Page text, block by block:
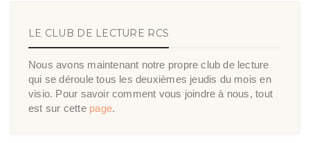
LE CLUB DE LECTURE RCS
Nous avons maintenant notre propre club de lecture
qui se déroule tous les deuxièmes jeudis du mois en
visio. Pour savoir comment vous joindre à nous, tout
est sur cette page.